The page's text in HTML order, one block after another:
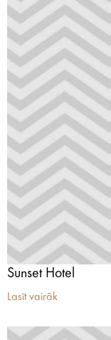
Sunset Hotel
Lasīt vairāk